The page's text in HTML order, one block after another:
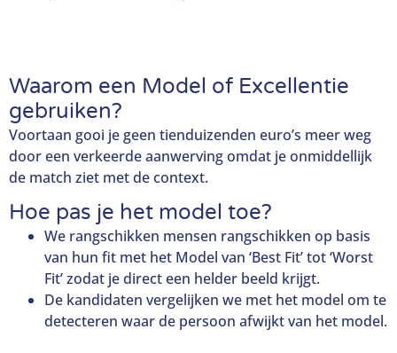
Waarom een Model of Excellentie
gebruiken?
Voortaan gooi je geen tienduizenden euro’s meer weg
door een verkeerde aanwerving omdat je onmiddellijk
de match ziet met de context.
Hoe pas je het model toe?
We rangschikken mensen rangschikken op basis
van hun fit met het Model van ‘Best Fit’ tot ‘Worst
Fit’ zodat je direct een helder beeld krijgt.
De kandidaten vergelijken we met het model om te
detecteren waar de persoon afwijkt van het model.